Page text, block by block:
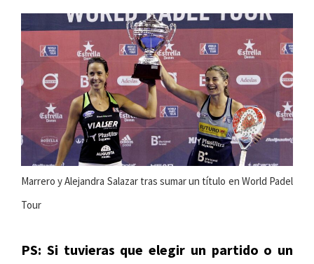
Marrero y Alejandra Salazar tras sumar un título en World Padel
Tour
PS: Si tuvieras que elegir un partido o un